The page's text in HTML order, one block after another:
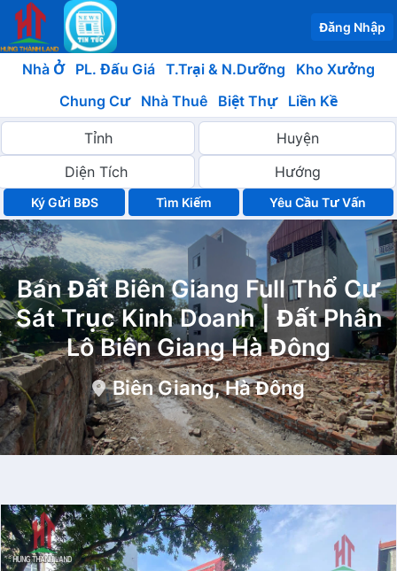
Đăng Nhập
Nhà Ở PL. Đấu Giá T.Trại & N.Dưỡng
Kho Xưởng
Chung Cư
Nhà Thuê Biệt Thự Liền Kề
Ký Gửi BĐS Yêu Cầu Tư Vấn
Bán Đất Biên Giang Full Thổ Cư
Sát Trục Kinh Doanh | Đất Phân
Lô Biên Giang Hà Đông
Biên Giang, Hà Đông